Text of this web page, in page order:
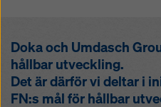
Doka och Umdasch
hållbar utveckling.
Det är därför vi deltar i
FN:s mål för hållbar